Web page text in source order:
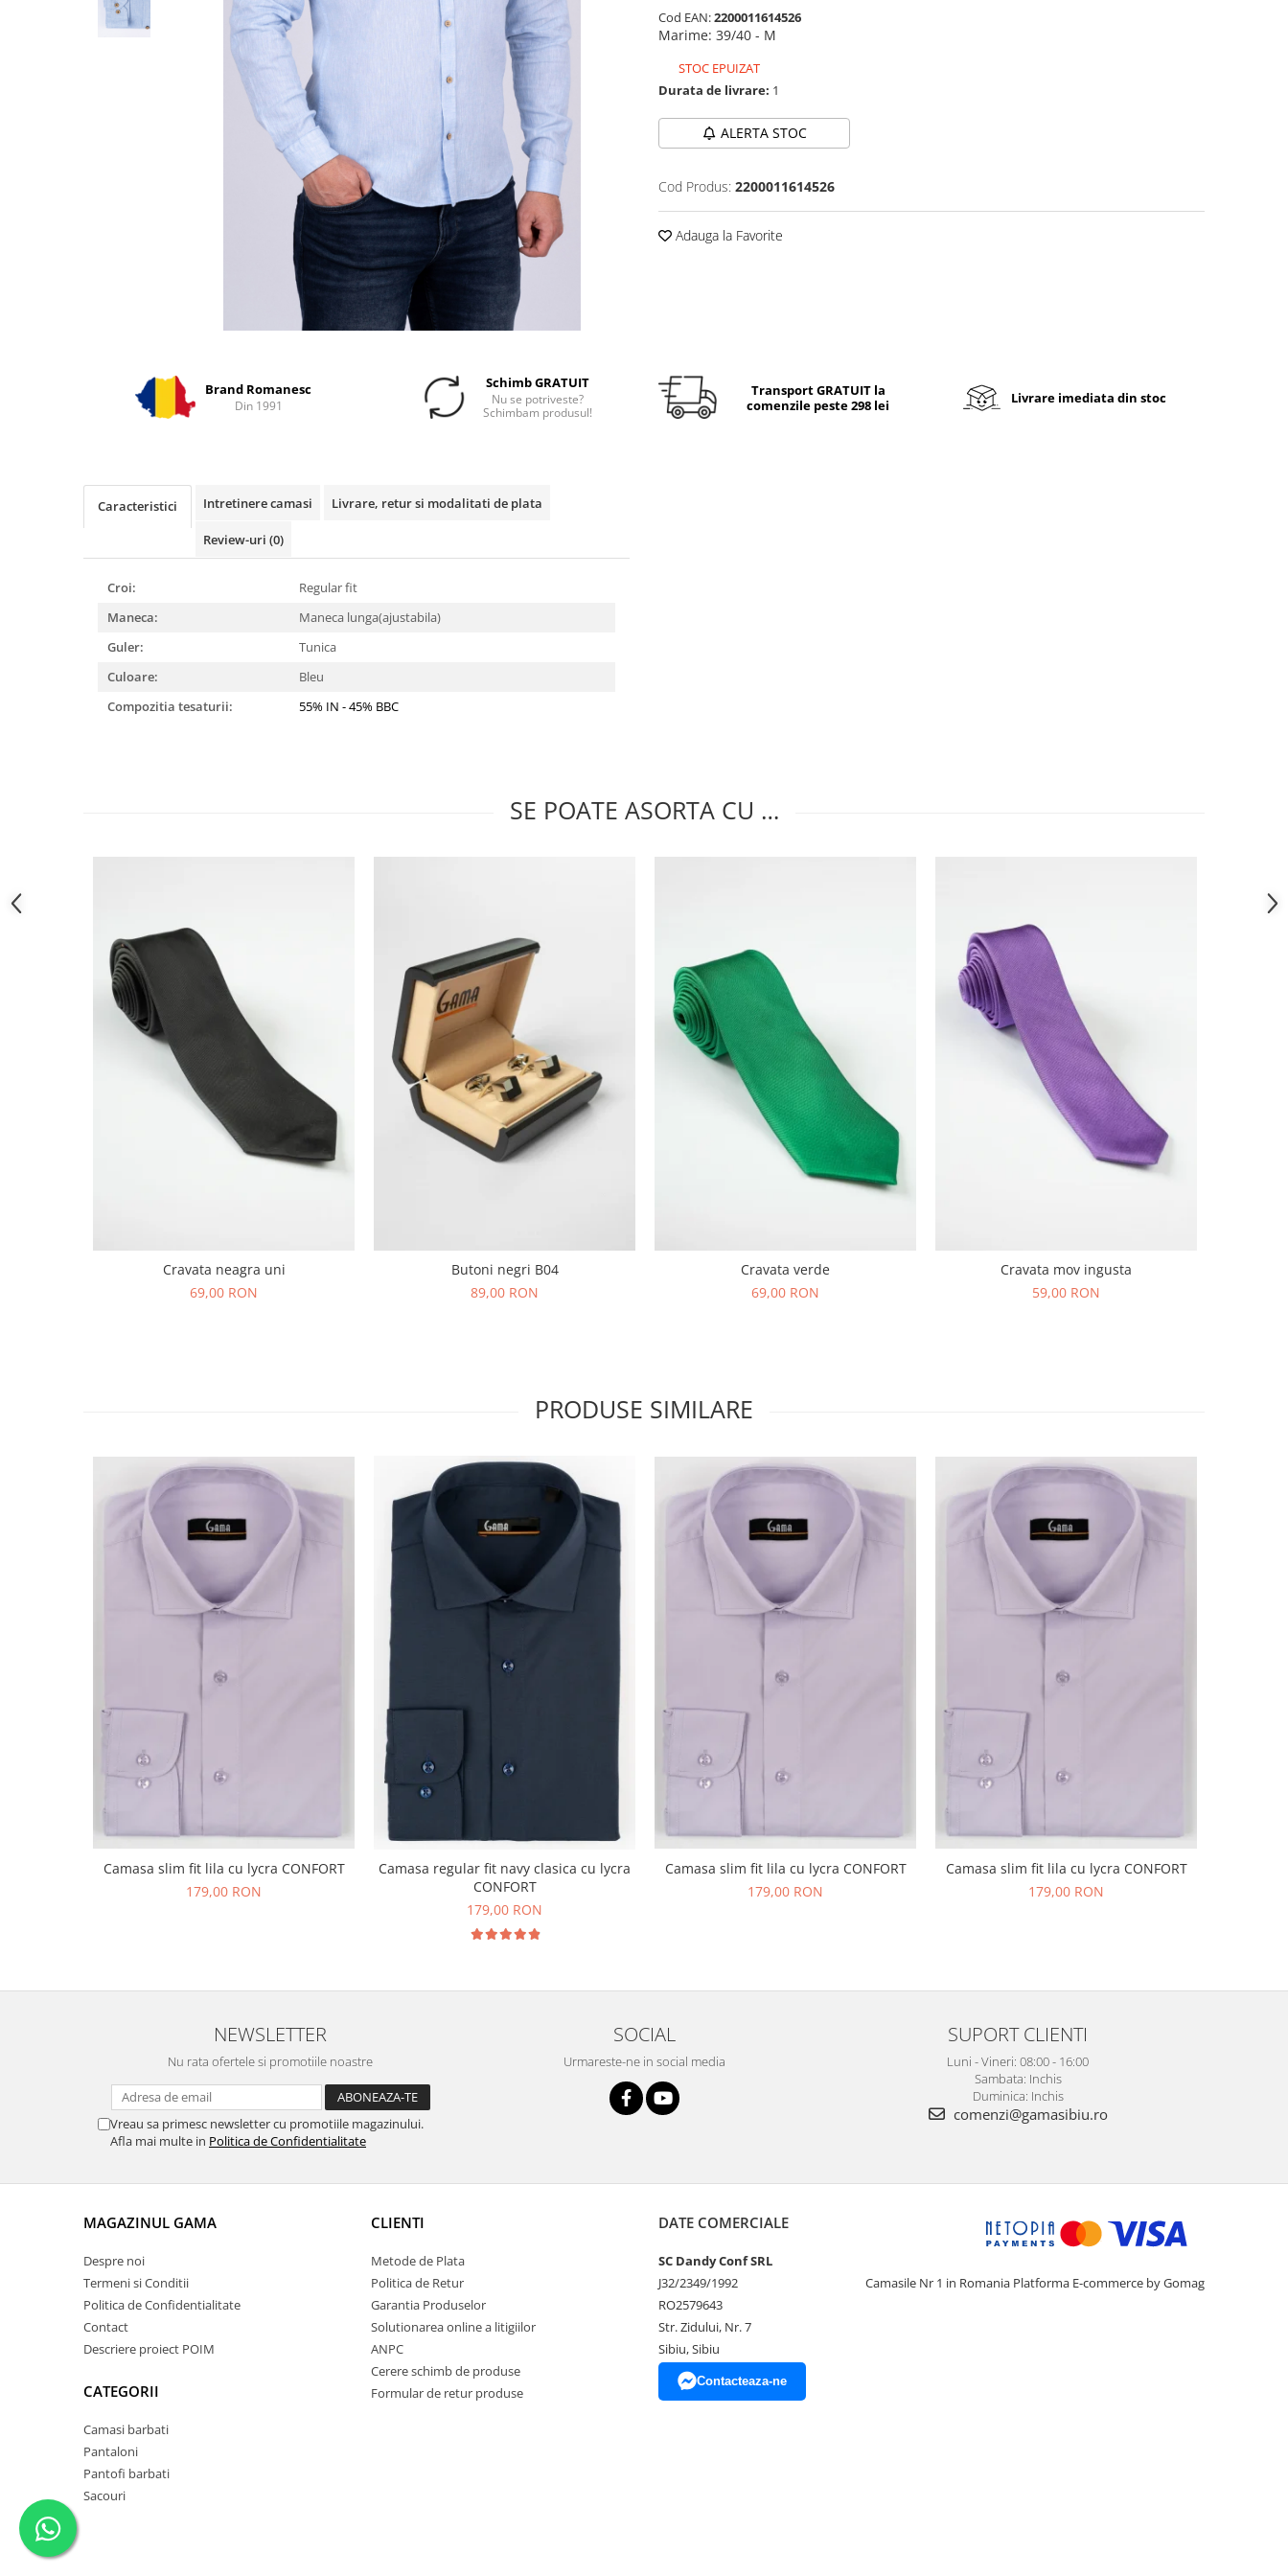
Cod EAN:2200011614526
Marime: 39/40 - M
STOC EPUIZAT
Durata de livrare: 1
ALERTA STOC
Cod Produs: 2200011614526
Adauga la Favorite
Brand Romanesc
Din 1991
Schimb GRATUIT
Nu se potriveste?
Schimbam produsul!
Transport GRATUIT la
comenzile peste 298 lei
Livrare imediata din stoc
Caracteristici Intretinere camasi Livrare, retur si modalitati de plata
Review-uri (0)
Croi:
Regular fit
Maneca:
Maneca lunga(ajustabila)
Guler:
Tunica
Culoare:
Bleu
Compozitia tesaturii:
55% IN - 45% BBC
SE POATE ASORTA CU …
Cravata neagra uni
69,00 RON
Butoni negri B04
89,00 RON
Cravata verde
69,00 RON
Cravata mov ingusta
59,00 RON
PRODUSE SIMILARE
Camasa slim fit lila cu lycra CONFORT
179,00 RON
Camasa regular fit navy clasica cu lycra
CONFORT
179,00 RON
Camasa slim fit lila cu lycra CONFORT
179,00 RON
Camasa slim fit lila cu lycra CONFORT
179,00 RON
NEWSLETTER
Nu rata ofertele si promotiile noastre
Vreau sa primesc newsletter cu promotiile magazinului.
Afla mai multe in Politica de Confidentialitate
SOCIAL
Urmareste-ne in social media
SUPORT CLIENTI
Luni - Vineri: 08:00 - 16:00
Sambata: Inchis
Duminica: Inchis
comenzi@gamasibiu.ro
MAGAZINUL GAMA
Despre noi
Termeni si Conditii
Politica de Confidentialitate
Contact
Descriere proiect POIM
CATEGORII
Camasi barbati
Pantaloni
Pantofi barbati
Sacouri
CLIENTI
Metode de Plata
Politica de Retur
Garantia Produselor
Solutionarea online a litigiilor
ANPC
Cerere schimb de produse
Formular de retur produse
DATE COMERCIALE
SC Dandy Conf SRL
J32/2349/1992
RO2579643
Str. Zidului, Nr. 7
Sibiu, Sibiu
Contacteaza-ne
Camasile Nr 1 in Romania Platforma E-commerce by Gomag